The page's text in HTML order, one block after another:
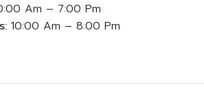
Am – 7:00 Pm
10:00 Am – 8:00 Pm